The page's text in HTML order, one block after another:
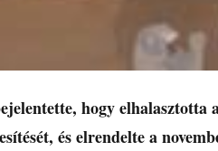
hogy elhalasztotta
és elrendelte a